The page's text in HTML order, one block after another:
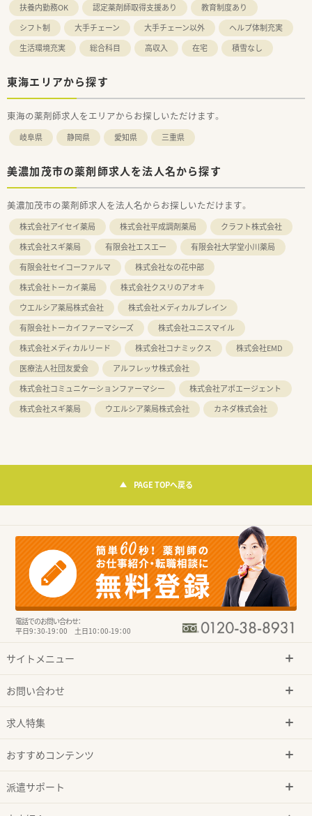
扶養内勤務OK
認定薬剤師取得支援あり
教育制度あり
シフト制
大手チェーン 大手チェーン以外
ヘルプ体制充実
生活環境充実
総合科目 高収入 在宅 積雪なし
東海エリアから探す
東海の薬剤師求人をエリアからお探しいただけます。
岐阜県 静岡県 愛知県 三重県
美濃加茂市の薬剤師求人を法人名から探す
美濃加茂市の薬剤師求人を法人名からお探しいただけます。
株式会社アイセイ薬局 株式会社平成調剤薬局
クラフト株式会社
株式会社スギ薬局
有限会社エスエー
有限会社大学堂小川薬局
有限会社セイコーファルマ
株式会社なの花中部
株式会社トーカイ薬局
株式会社クスリのアオキ
ウエルシア薬局株式会社
株式会社メディカルブレイン
有限会社トーカイファーマシーズ
株式会社ユニスマイル
株式会社メディカルリード
株式会社コナミックス
株式会社EMD
医療法人社団友愛会
アルフレッサ株式会社
株式会社コミュニケーションファーマシー
株式会社アポエージェント
株式会社スギ薬局
ウエルシア薬局株式会社 カネダ株式会社
PAGE TOPへ戻る
電話でのお問い合わせ：
平日9：30-19：00 土日10：00-19：00
サイトメニュー
お問い合わせ
求人特集
おすすめコンテンツ
派遣サポート